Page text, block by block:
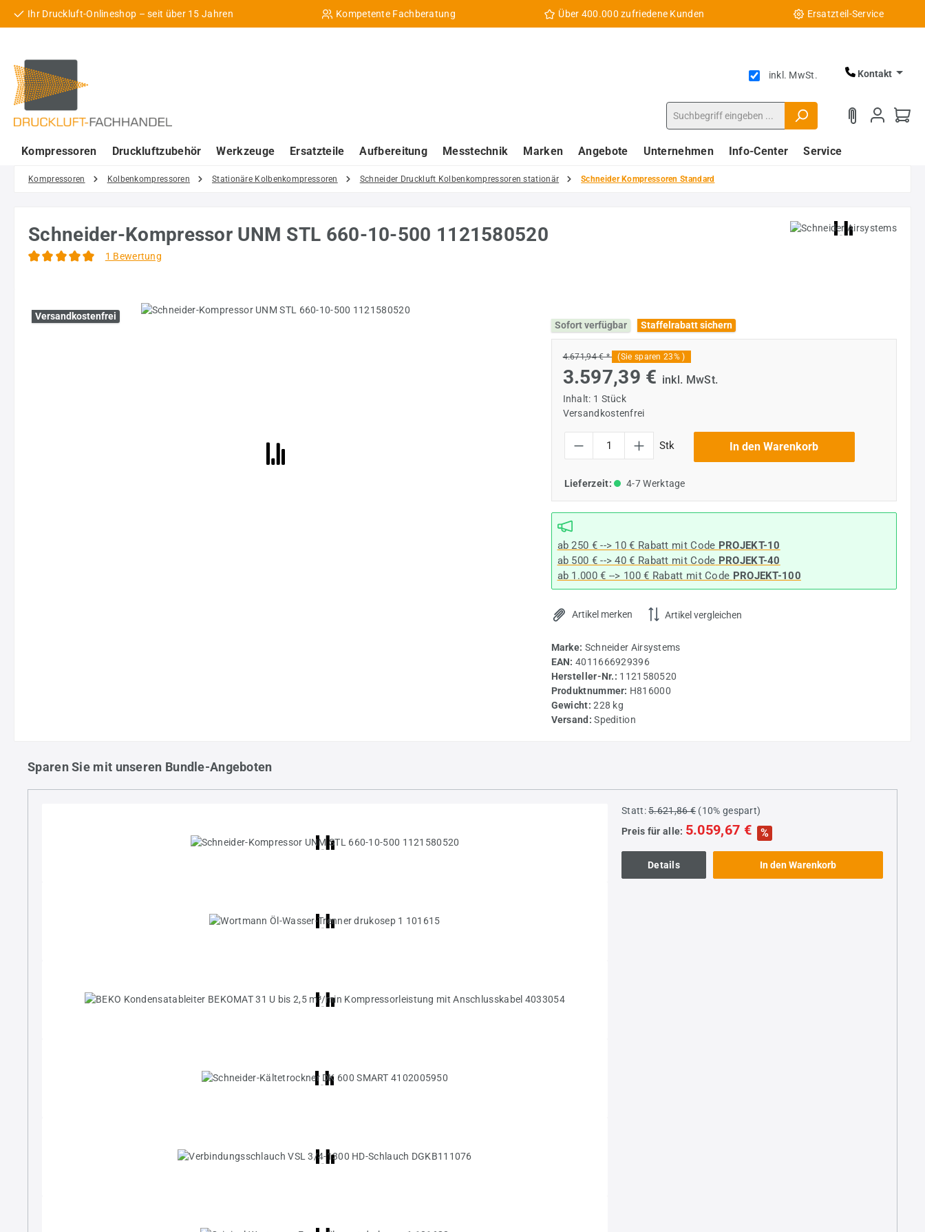
Hauptinhalt springen
Zur Suche springen
Zur Hauptnavigation springen
Ihr Druckluft-Onlineshop – seit über 15 Jahren Kompetente Fachberatung Über 400.000 zufriedene Kunden Ersatzteil-Service
inkl. MwSt. Kontakt
Kompressoren Druckluftzubehör Werkzeuge Ersatzteile Aufbereitung Messtechnik Marken Angebote Unternehmen Info-Center Service
Kompressoren Kolbenkompressoren Stationäre Kolbenkompressoren Schneider Druckluft Kolbenkompressoren stationär Schneider Kompressoren Standard
Schneider-Kompressor UNM STL 660-10-500 1121580520
1 Bewertung
Bildergalerie überspringen
Versandkostenfrei
Sofort verfügbar
Staffelrabatt sichern
4.671,94 € * (Sie sparen 23% )
3.597,39 € inkl. MwSt.
Inhalt: 1 Stück
Versandkostenfrei
Stk In den Warenkorb
Lieferzeit: 4-7 Werktage
ab 250 € --> 10 € Rabatt mit Code PROJEKT-10
ab 500 € --> 40 € Rabatt mit Code PROJEKT-40
ab 1.000 € --> 100 € Rabatt mit Code PROJEKT-100
Artikel merken Artikel vergleichen
Marke: Schneider Airsystems
EAN: 4011666929396
Hersteller-Nr.: 1121580520
Produktnummer: H816000
Gewicht:228 kg
Versand:Spedition
Sparen Sie mit unseren Bundle-Angeboten
Statt:5.621,86 € (10% gespart)
Preis für alle: 5.059,67 € %
Details In den Warenkorb